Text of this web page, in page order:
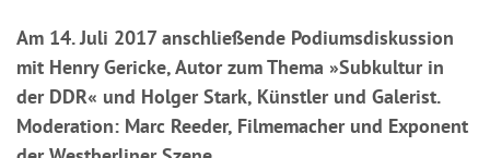
Am 14. Juli 2017 anschließende Podiumsdiskussion
mit Henry Gericke, Autor zum Thema »Subkultur in
der DDR« und Holger Stark, Künstler und Galerist.
Moderation: Marc Reeder, Filmemacher und Exponent